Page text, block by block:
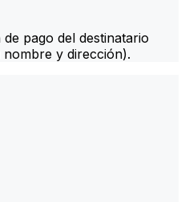
pago del destinatario
y dirección).